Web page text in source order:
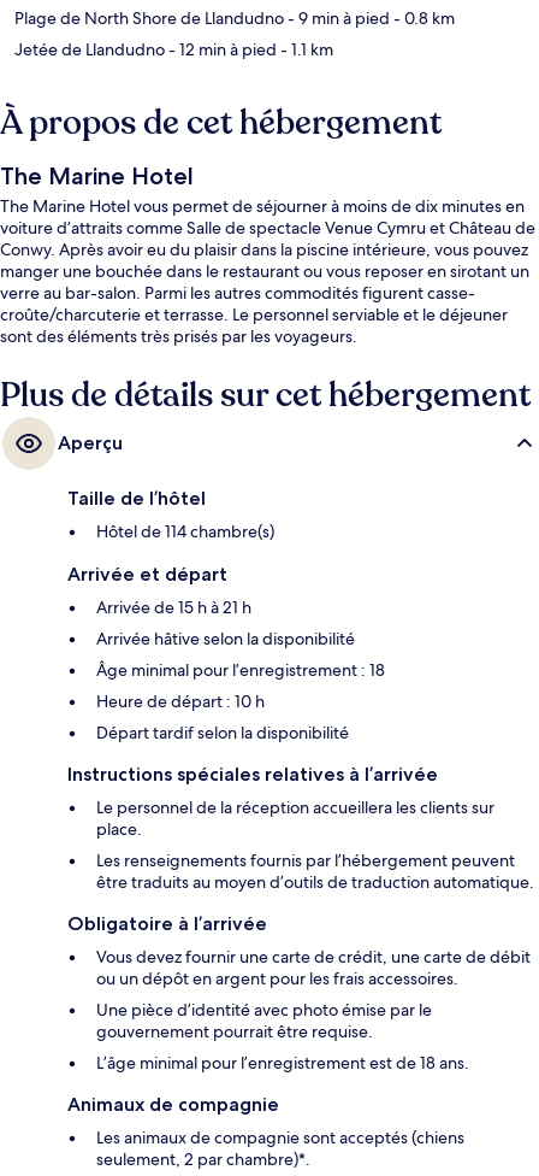
Plage de North Shore de Llandudno- 9 min à pied - 0.8 km
Jetée de Llandudno- 12 min à pied - 1.1 km
À propos de cet hébergement
The Marine Hotel
The Marine Hotel vous permet de séjourner à moins de dix minutes en
voiture d’attraits comme Salle de spectacle Venue Cymru et Château de
Conwy. Après avoir eu du plaisir dans la piscine intérieure, vous pouvez
manger une bouchée dans le restaurant ou vous reposer en sirotant un
verre au bar-salon. Parmi les autres commodités figurent casse-
croûte/charcuterie et terrasse. Le personnel serviable et le déjeuner
sont des éléments très prisés par les voyageurs.
Plus de détails sur cet hébergement
Aperçu
Taille de l’hôtel
Hôtel de 114 chambre(s)
Arrivée et départ
Arrivée de 15 h à 21 h
Arrivée hâtive selon la disponibilité
Âge minimal pour l’enregistrement : 18
Heure de départ : 10 h
Départ tardif selon la disponibilité
Instructions spéciales relatives à l’arrivée
Le personnel de la réception accueillera les clients sur
place.
Les renseignements fournis par l’hébergement peuvent
être traduits au moyen d’outils de traduction automatique.
Obligatoire à l’arrivée
Vous devez fournir une carte de crédit, une carte de débit
ou un dépôt en argent pour les frais accessoires.
Une pièce d’identité avec photo émise par le
gouvernement pourrait être requise.
L’âge minimal pour l’enregistrement est de 18 ans.
Animaux de compagnie
Les animaux de compagnie sont acceptés (chiens
seulement, 2 par chambre)*.